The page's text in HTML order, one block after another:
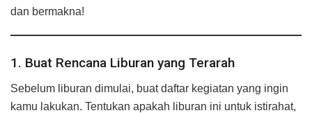
dan bermakna!
1. Buat Rencana Liburan yang Terarah
Sebelum liburan dimulai, buat daftar kegiatan yang ingin
kamu lakukan. Tentukan apakah liburan ini untuk istirahat,